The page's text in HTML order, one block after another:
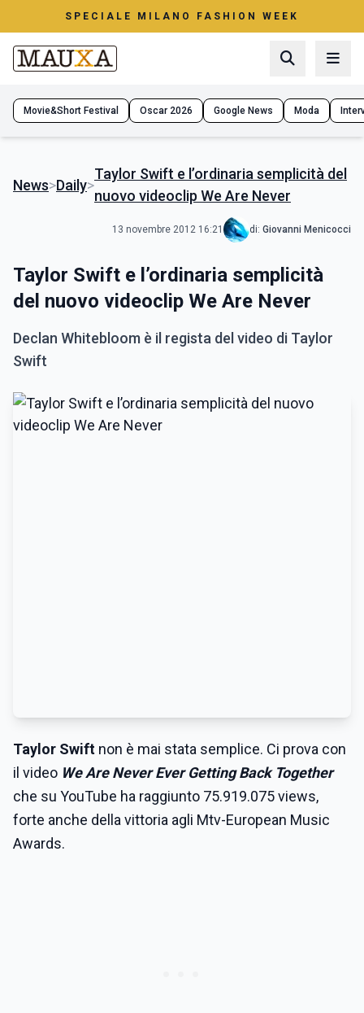
SPECIALE MILANO FASHION WEEK
Movie&Short Festival Oscar 2026 Google News Moda
News>Daily>
Taylor Swift e l’ordinaria semplicità del
nuovo videoclip We Are Never
13 novembre 2012 16:21 di: Giovanni Menicocci
Taylor Swift e l’ordinaria semplicità
del nuovo videoclip We Are Never
Declan Whitebloom è il regista del video di Taylor
Swift
Taylor Swift non è mai stata semplice. Ci prova con
il video We Are Never Ever Getting Back Together
che su YouTube ha raggiunto 75.919.075 views,
forte anche della vittoria agli Mtv-European Music
Awards.